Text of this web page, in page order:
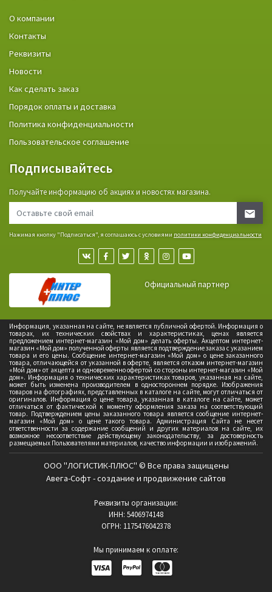
О компании
Контакты
Реквизиты
Новости
Как сделать заказ
Порядок оплаты и доставка
Политика конфиденциальности
Пользовательское соглашение
Подписывайтесь
Получайте информацию об акциях и новостях магазина.
Нажимая кнопку "Подписаться", я соглашаюсь с условиями политики конфиденциальности
Официальный партнер
Информация, указанная на сайте, не является публичной офертой. Информация о
товарах, их технических свойствах и характеристиках, ценах является
предложением интернет-магазин «Мой дом» делать оферты. Акцептом интернет-
магазин «Мой дом» полученной оферты является подтверждение заказа с указанием
товара и его цены. Сообщение интернет-магазин «Мой дом» о цене заказанного
товара, отличающейся от указанной в оферте, является отказом интернет-магазин
«Мой дом» от акцепта и одновременно офертой со стороны интернет-магазин «Мой
дом». Информация о технических характеристиках товаров, указанная на сайте,
может быть изменена производителем в одностороннем порядке. Изображения
товаров на фотографиях, представленных в каталоге на сайте, могут отличаться от
оригиналов. Информация о цене товара, указанная в каталоге на сайте, может
отличаться от фактической к моменту оформления заказа на соответствующий
товар. Подтверждением цены заказанного товара является сообщение интернет-
магазин «Мой дом» о цене такого товара. Администрация Сайта не несет
ответственности за содержание сообщений и других материалов на сайте, их
возможное несоответствие действующему законодательству, за достоверность
размещаемых Пользователями материалов, качество информации и изображений.
ООО "ЛОГИСТИК-ПЛЮС" © Все права защищены
Авега-Софт - создание и продвижение сайтов
Реквизиты организации:
ИНН: 5406974148
ОГРН: 1175476042378
Мы принимаем к оплате: